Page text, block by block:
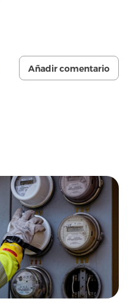
Añadir comentario